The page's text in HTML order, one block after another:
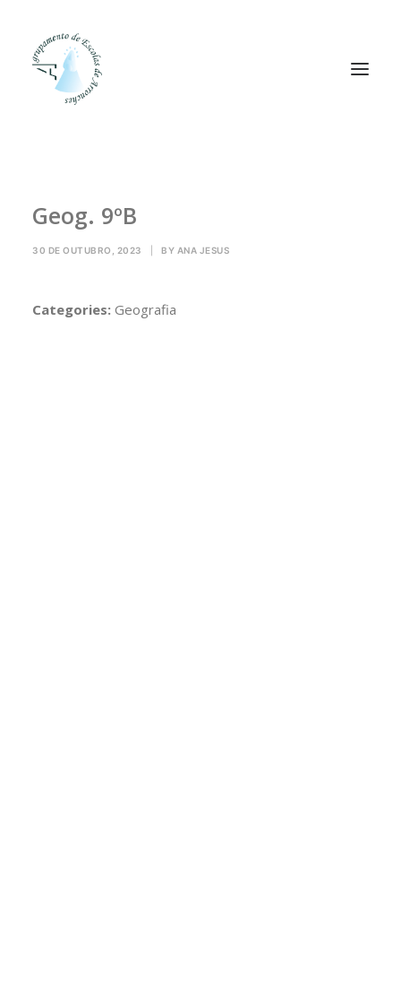
Alunos
Pessoal
Projetos
Geog. 9ºB
30 DE OUTUBRO, 2023 BY ANA JESUS
Categories: Geografia